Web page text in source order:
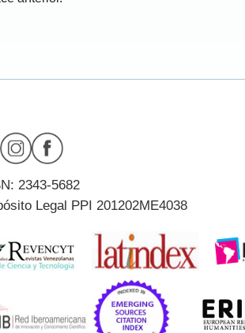
2343-5682
Legal PPI 201202ME4038